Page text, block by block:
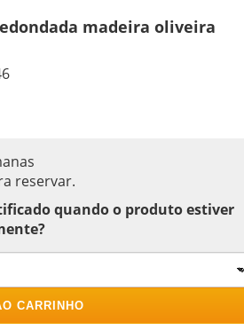
madeira oliveira
reservar.
quando o produto estiver
CARRINHO